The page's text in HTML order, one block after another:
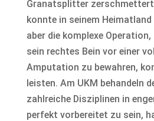
Granatsplitter zerschmettert
konnte in seinem
aber die komplexe
sein rechtes Bein vor einer
Amputation zu bewahren,
leisten. Am UKM behandeln
zahlreiche Disziplinen in
perfekt vorbereitet zu sein,